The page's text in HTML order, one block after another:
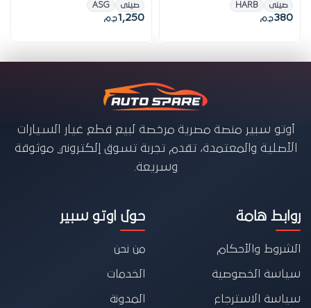
صينى HARB
380ج.م
صينى ASG
1,250ج.م
أوتو سبير منصة مصرية مرخصة لبيع قطع غيار السيارات
الأصلية والمعتمدة، تقدم تجربة تسوق إلكتروني موثوقة
وسريعة.
روابط هامة
الشروط والأحكام
سياسة الخصوصية
سياسة الاسترجاع
حول اوتو سبير
من نحن
الخدمات
المدونة